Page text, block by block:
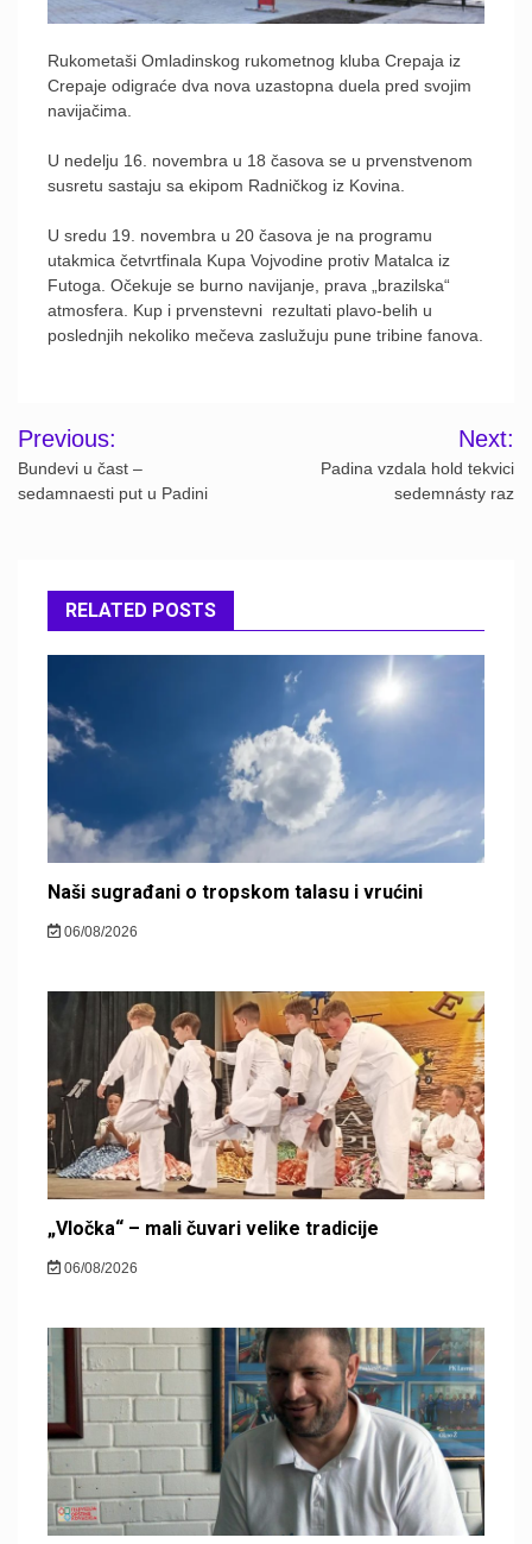
Rukometaši Omladinskog rukometnog kluba Crepaja iz
Crepaje odigraće dva nova uzastopna duela pred svojim
navijačima.
U nedelju 16. novembra u 18 časova se u prvenstvenom
susretu sastaju sa ekipom Radničkog iz Kovina.
U sredu 19. novembra u 20 časova je na programu
utakmica četvrtfinala Kupa Vojvodine protiv Matalca iz
Futoga. Očekuje se burno navijanje, prava „brazilska“
atmosfera. Kup i prvenstevni rezultati plavo-belih u
poslednjih nekoliko mečeva zaslužuju pune tribine fanova.
Post
navigation
Previous:
Bundevi u čast –
sedamnaesti put u Padini
Next:
Padina vzdala hold tekvici
sedemnásty raz
RELATED POSTS
Naši sugrađani o tropskom talasu i vrućini
06/08/2026
„Vločka“ – mali čuvari velike tradicije
06/08/2026